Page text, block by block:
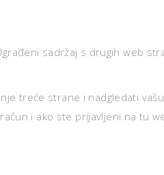
sadržaj s drugih web
treće strane i nadgledati
i ako ste prijavljeni na tu